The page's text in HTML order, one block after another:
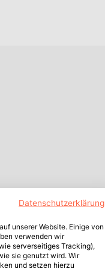
Datenschutzerklärung
unserer Website. Einige von
verwenden wir
serverseitiges Tracking),
sie genutzt wird. Wir
und setzen hierzu